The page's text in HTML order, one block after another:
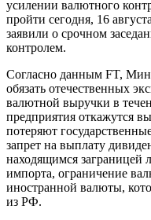
усилении валютного
пройти сегодня, 16
заявили о срочном
контролем.
Согласно данным FT,
обязать отечественных
валютной выручки в
предприятия откажутся
потеряют
запрет на выплату
находящимся заграницей
импорта, ограничение
иностранной валюты,
из РФ.